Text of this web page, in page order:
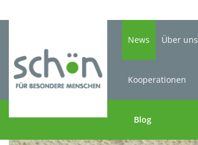
News
Blog
Über uns
Kooperationen